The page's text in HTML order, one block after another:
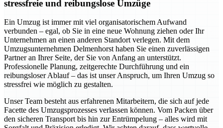
stressfreie und reibungslose Umzüge
Ein Umzug ist immer mit viel organisatorischem Aufwand
verbunden – egal, ob Sie in eine neue Wohnung ziehen oder Ihr
Unternehmen an einen anderen Standort verlegen. Mit dem
Umzugsunternehmen Delmenhorst haben Sie einen zuverlässigen
Partner an Ihrer Seite, der Sie von Anfang an unterstützt.
Professionelle Planung, zeitgerechte Durchführung und ein
reibungsloser Ablauf – das ist unser Anspruch, um Ihren Umzug so
stressfrei wie möglich zu gestalten.
Unser Team besteht aus erfahrenen Mitarbeitern, die sich auf jede
Facette des Umzugsprozesses verlassen können. Vom Packen über
den sicheren Transport bis hin zur Entrümpelung – alles wird mit